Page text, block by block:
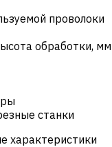
проволоки
обработки, мм
станки
характеристики